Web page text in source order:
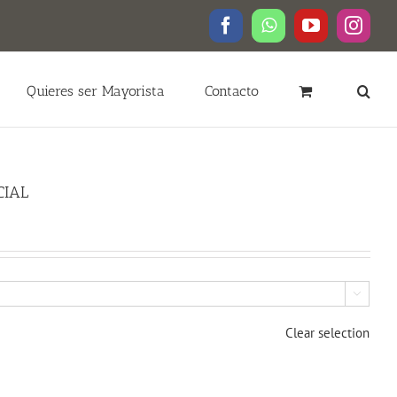
FacebookWhatsAppYouTube
Quieres ser Mayorista Contacto

Clear selection